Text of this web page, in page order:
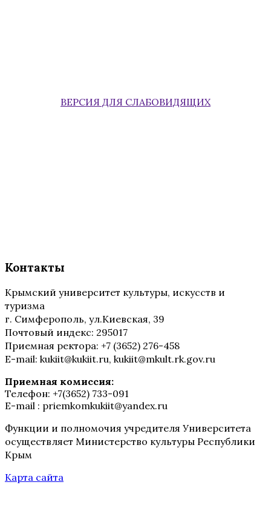
ВЕРСИЯ ДЛЯ СЛАБОВИДЯЩИХ
Контакты
Крымский университет культуры, искусств и
туризма
г. Симферополь, ул.Киевская, 39
Почтовый индекс: 295017
Приемная ректора: +7 (3652) 276-458
E-mail: kukiit@kukiit.ru, kukiit@mkult.rk.gov.ru
Приемная комиссия:
Телефон: +7(3652) 733-091
E-mail : priemkomkukiit@yandex.ru
Функции и полномочия учредителя Университета
осуществляет Министерство культуры Республики
Крым
Карта сайта